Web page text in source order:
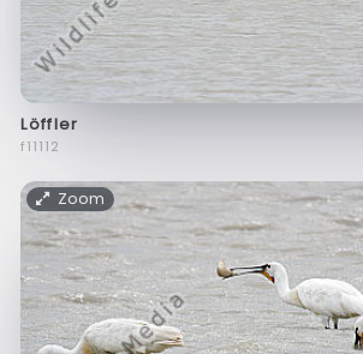
Löffler
f11112
Zoom